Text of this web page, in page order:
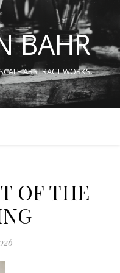
BAHR
ABSTRACT WORKS.
OF THE